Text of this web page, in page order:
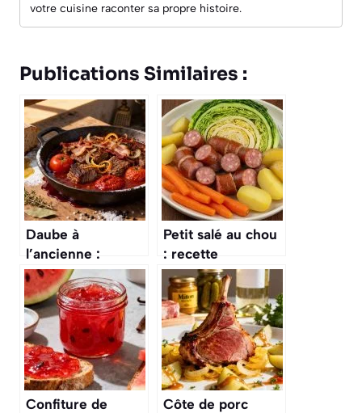
votre cuisine raconter sa propre histoire.
Publications Similaires :
Daube à
l’ancienne :
recette
traditionnelle et
savoureuse
Petit salé au chou
: recette
savoureuse et
traditionnelle
Confiture de
Côte de porc